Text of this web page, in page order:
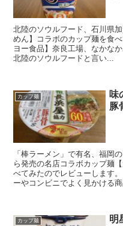
北陸のソウルフード、石川県
めん】コラボのカップ麺を食
ヨー食品】奈良工場、なかな
北陸のソウルフードと言い...
カップ麺
味
豚
「棒ラーメン」で有名、福岡
ら発売の名店コラボカップ麺
べてみたのでレビューします
ーやコンビニでよく見かける商
カップ麺
明